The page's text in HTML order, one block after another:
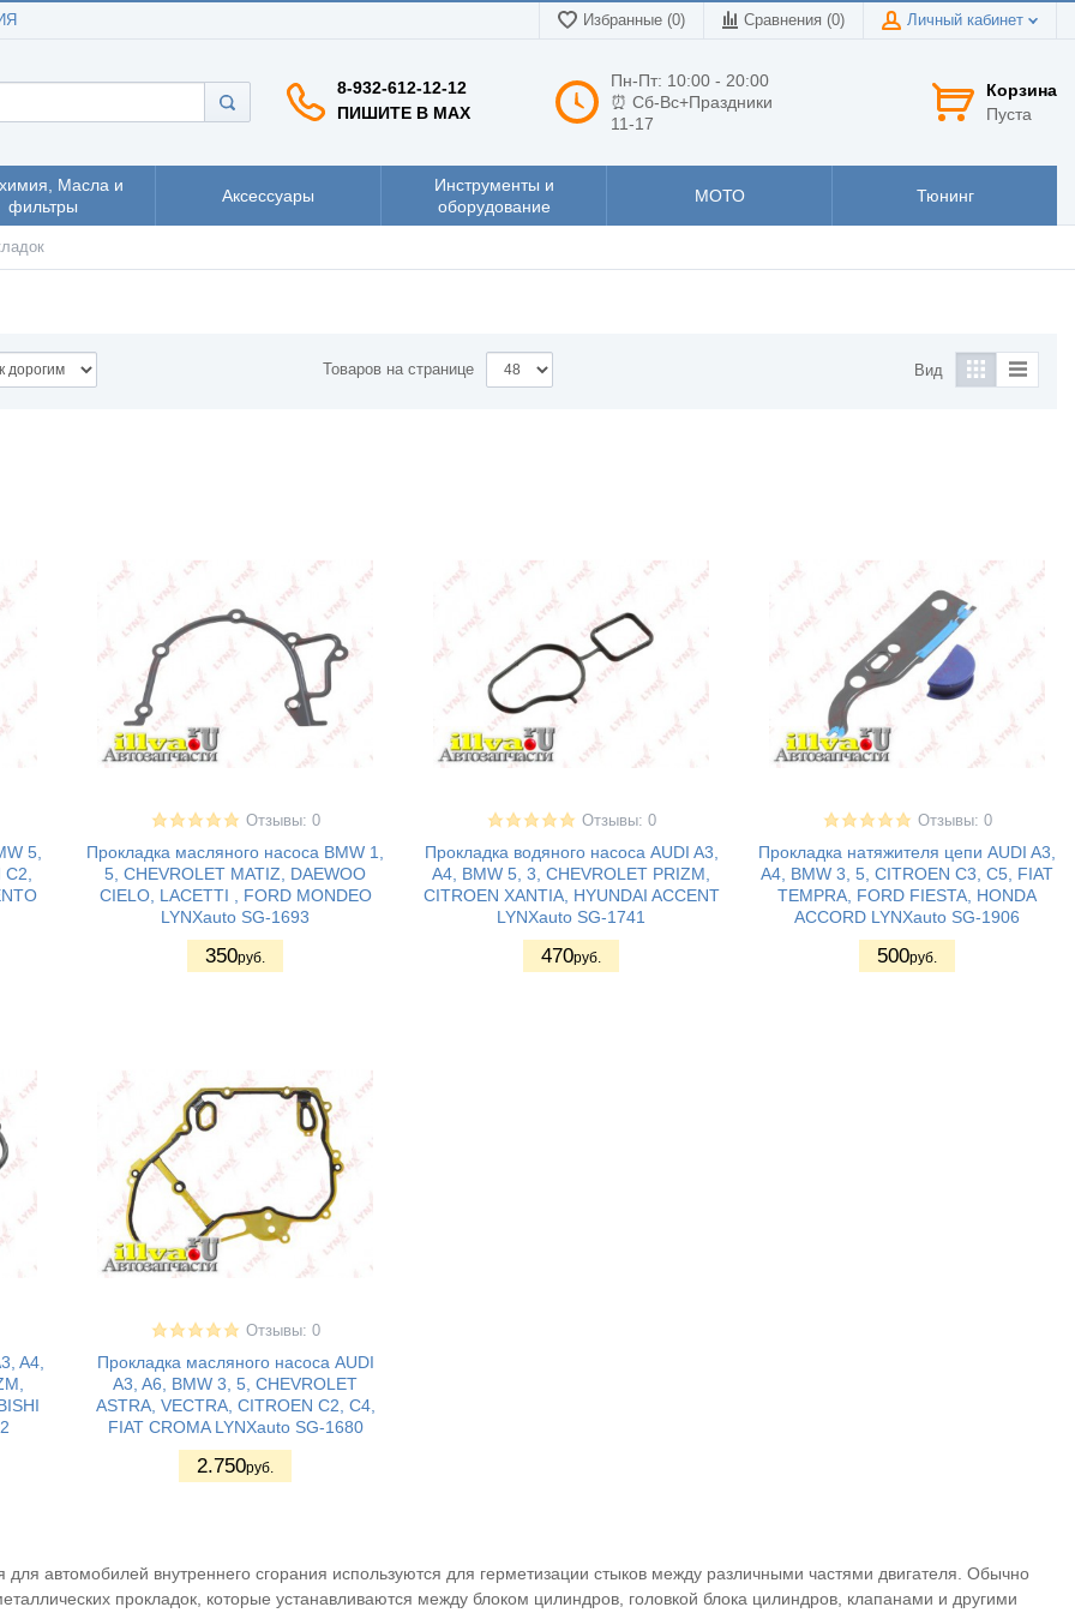
Избранные (0) Сравнения (0) Личный кабинет
8-932-612-12-12
ПИШИТЕ В MAX
Пн-Пт: 10:00 - 20:00
⏰ Сб-Вс+Праздники
11-17
Корзина
Пуста
Масла и
фильтры
Аксессуары
Инструменты и
оборудование
МОТО Тюнинг
Товаров на странице Вид
5,
Отзывы: 0
Прокладка масляного насоса BMW 1,
5, CHEVROLET MATIZ, DAEWOO
CIELO, LACETTI , FORD MONDEO
LYNXauto SG-1693
350руб.
Отзывы: 0
Прокладка водяного насоса AUDI A3,
A4, BMW 5, 3, CHEVROLET PRIZM,
CITROEN XANTIA, HYUNDAI ACCENT
LYNXauto SG-1741
470руб.
Отзывы: 0
Прокладка натяжителя цепи AUDI A3,
A4, BMW 3, 5, CITROEN C3, C5, FIAT
TEMPRA, FORD FIESTA, HONDA
ACCORD LYNXauto SG-1906
500руб.
A4,
Отзывы: 0
Прокладка масляного насоса AUDI
A3, A6, BMW 3, 5, CHEVROLET
ASTRA, VECTRA, CITROEN C2, C4,
FIAT CROMA LYNXauto SG-1680
2.750руб.
для автомобилей внутреннего сгорания используются для герметизации стыков между различными частями двигателя. Обычно
прокладок, которые устанавливаются между блоком цилиндров, головкой блока цилиндров, клапанами и другими